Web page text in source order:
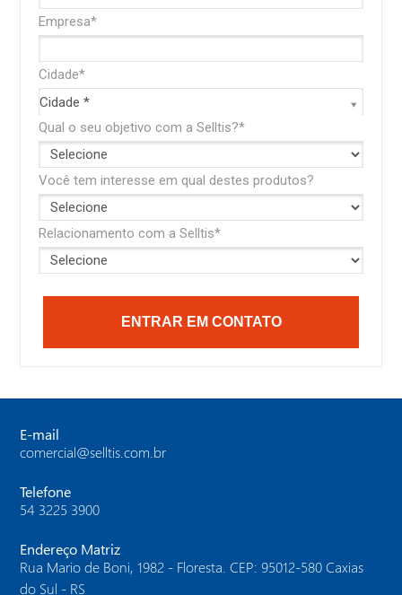
Cidade*
Cidade *
Cidade*
Qual o seu objetivo com a Selltis?*
Você tem interesse em qual destes produtos?
CONFERIR CATÁLOGO ➜
Empresa*
Cidade*
Cidade *
Cidade*
Qual o seu objetivo com a Selltis?*
Você tem interesse em qual destes produtos?
Relacionamento com a Selltis*
ENTRAR EM CONTATO
E-mail
comercial@selltis.com.br
Telefone
54 3225 3900
Endereço Matriz
Rua Mario de Boni, 1982 - Floresta. CEP: 95012-580 Caxias
do Sul - RS
enviar